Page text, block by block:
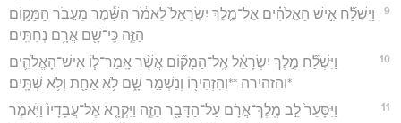
9
וַיִּשְׁלַ֞ח אִ֣ישׁ הָאֱלֹהִ֗ים אֶל־מֶ֤לֶךְ יִשְׂרָאֵל֙ לֵאמֹ֔ר הִשָּׁ֕מֶר מֵעֲבֹ֖ר הַמָּק֣וֹם
הַזֶּ֑ה כִּֽי־שָׁ֖ם אֲרָ֥ם נְחִתִּֽים׃
10
וַיִּשְׁלַ֞ח מֶ֣לֶךְ יִשְׂרָאֵ֗ל אֶֽל־הַמָּק֞וֹם אֲשֶׁ֨ר אָֽמַר־ל֧וֹ אִישׁ־הָאֱלֹהִ֛ים
*והזהירה **וְהִזְהִיר֖וֹ וְנִשְׁמַ֣ר שָׁ֑ם לֹ֥א אַחַ֖ת וְלֹ֥א שְׁתָּֽיִם׃
11
וַיִּסָּעֵר֙ לֵ֣ב מֶֽלֶךְ־אֲרָ֔ם עַל־הַדָּבָ֖ר הַזֶּ֑ה וַיִּקְרָ֤א אֶל־עֲבָדָיו֙ וַיֹּ֣אמֶר